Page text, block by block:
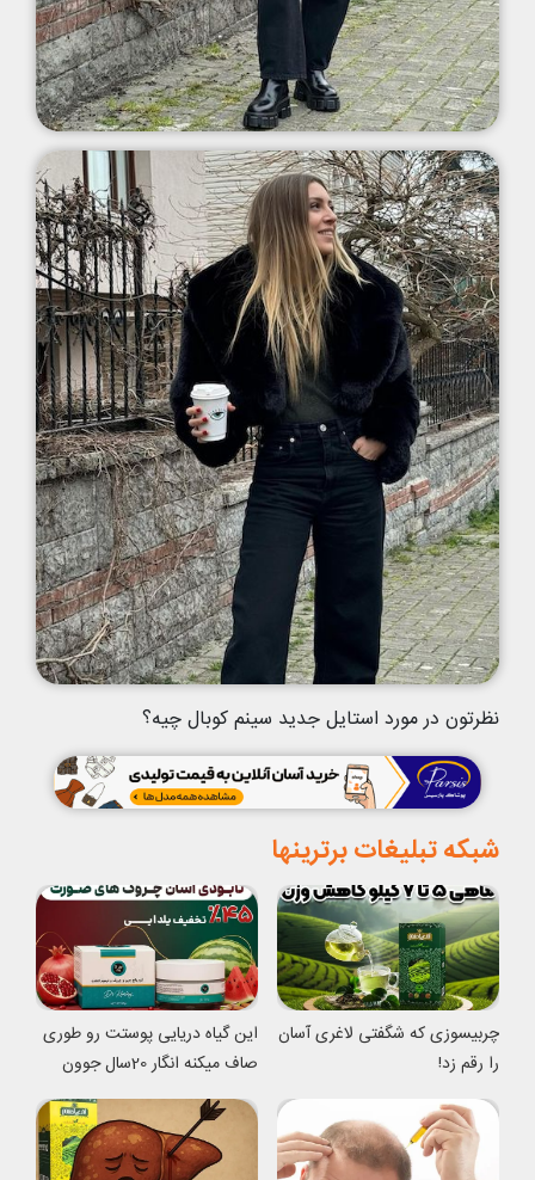
نظرتون در مورد استایل جدید سینم کوبال چیه؟
شبکه تبلیغات برترینها
چربیسوزی که شگفتی لاغری آسان
را رقم زد!
این گیاه دریایی پوستت رو طوری
صاف میکنه انگار 20سال جوون
شدی